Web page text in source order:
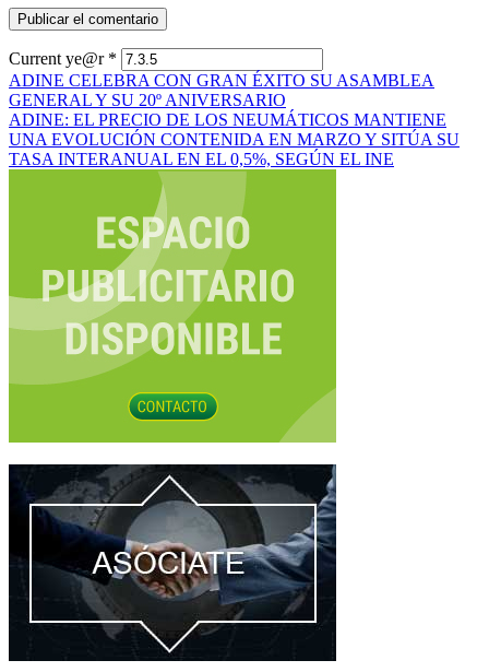
Current ye@r *
Mensajes
de
navegación
ADINE CELEBRA CON GRAN ÉXITO SU ASAMBLEA
GENERAL Y SU 20º ANIVERSARIO
ADINE: EL PRECIO DE LOS NEUMÁTICOS MANTIENE
UNA EVOLUCIÓN CONTENIDA EN MARZO Y SITÚA SU
TASA INTERANUAL EN EL 0,5%, SEGÚN EL INE